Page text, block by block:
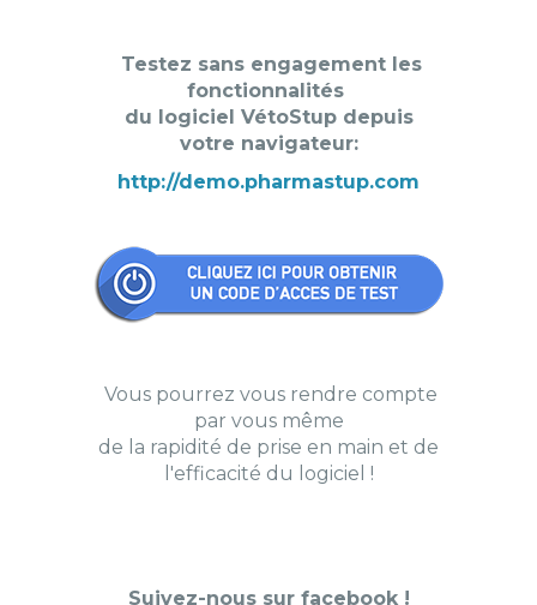
Testez sans engagement les
fonctionnalités
du logiciel VétoStupdepuis
votre navigateur:
http://demo.pharmastup.com
Vous pourrez vous rendre compte
par vous même
de la rapidité de prise en main et de
l'efficacité du logiciel !
Suivez-nous sur facebook !